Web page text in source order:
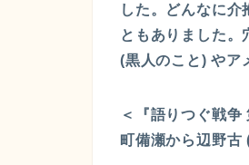
した。どんなに
ともありました
(黒人のこと) やア
＜『語りつぐ戦
町備瀬から辺野古